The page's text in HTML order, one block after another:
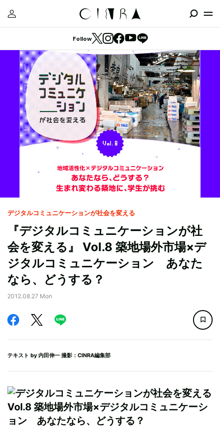
Follow
デジタルコミュニケーションが社会を変える
『デジタルコミュニケーションが社
会を変える』 Vol.8 築地場外市場×デ
ジタルコミュニケーション あなた
なら、どうする？
2012.08.27 Mon
テキスト by 内田伸一 撮影：CINRA編集部